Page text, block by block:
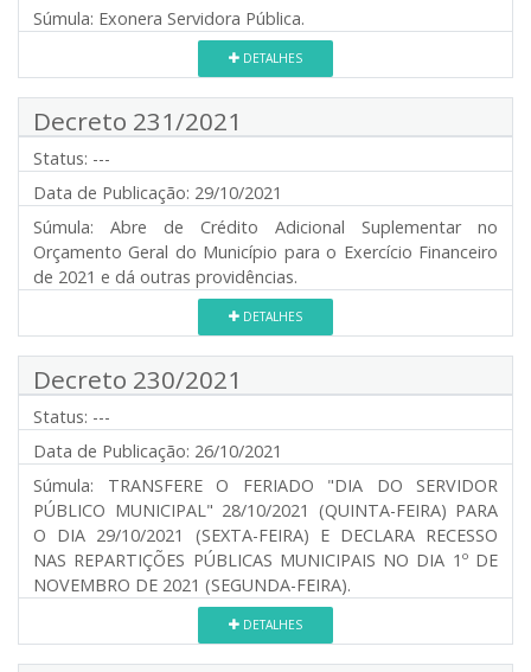
Súmula: Exonera Servidora Pública.
DETALHES
Decreto 231/2021
Status: ---
Data de Publicação: 29/10/2021
Súmula: Abre de Crédito Adicional Suplementar no
Orçamento Geral do Município para o Exercício Financeiro
de 2021 e dá outras providências.
DETALHES
Decreto 230/2021
Status: ---
Data de Publicação: 26/10/2021
Súmula: TRANSFERE O FERIADO "DIA DO SERVIDOR
PÚBLICO MUNICIPAL" 28/10/2021 (QUINTA-FEIRA) PARA
O DIA 29/10/2021 (SEXTA-FEIRA) E DECLARA RECESSO
NAS REPARTIÇÕES PÚBLICAS MUNICIPAIS NO DIA 1º DE
NOVEMBRO DE 2021 (SEGUNDA-FEIRA).
DETALHES